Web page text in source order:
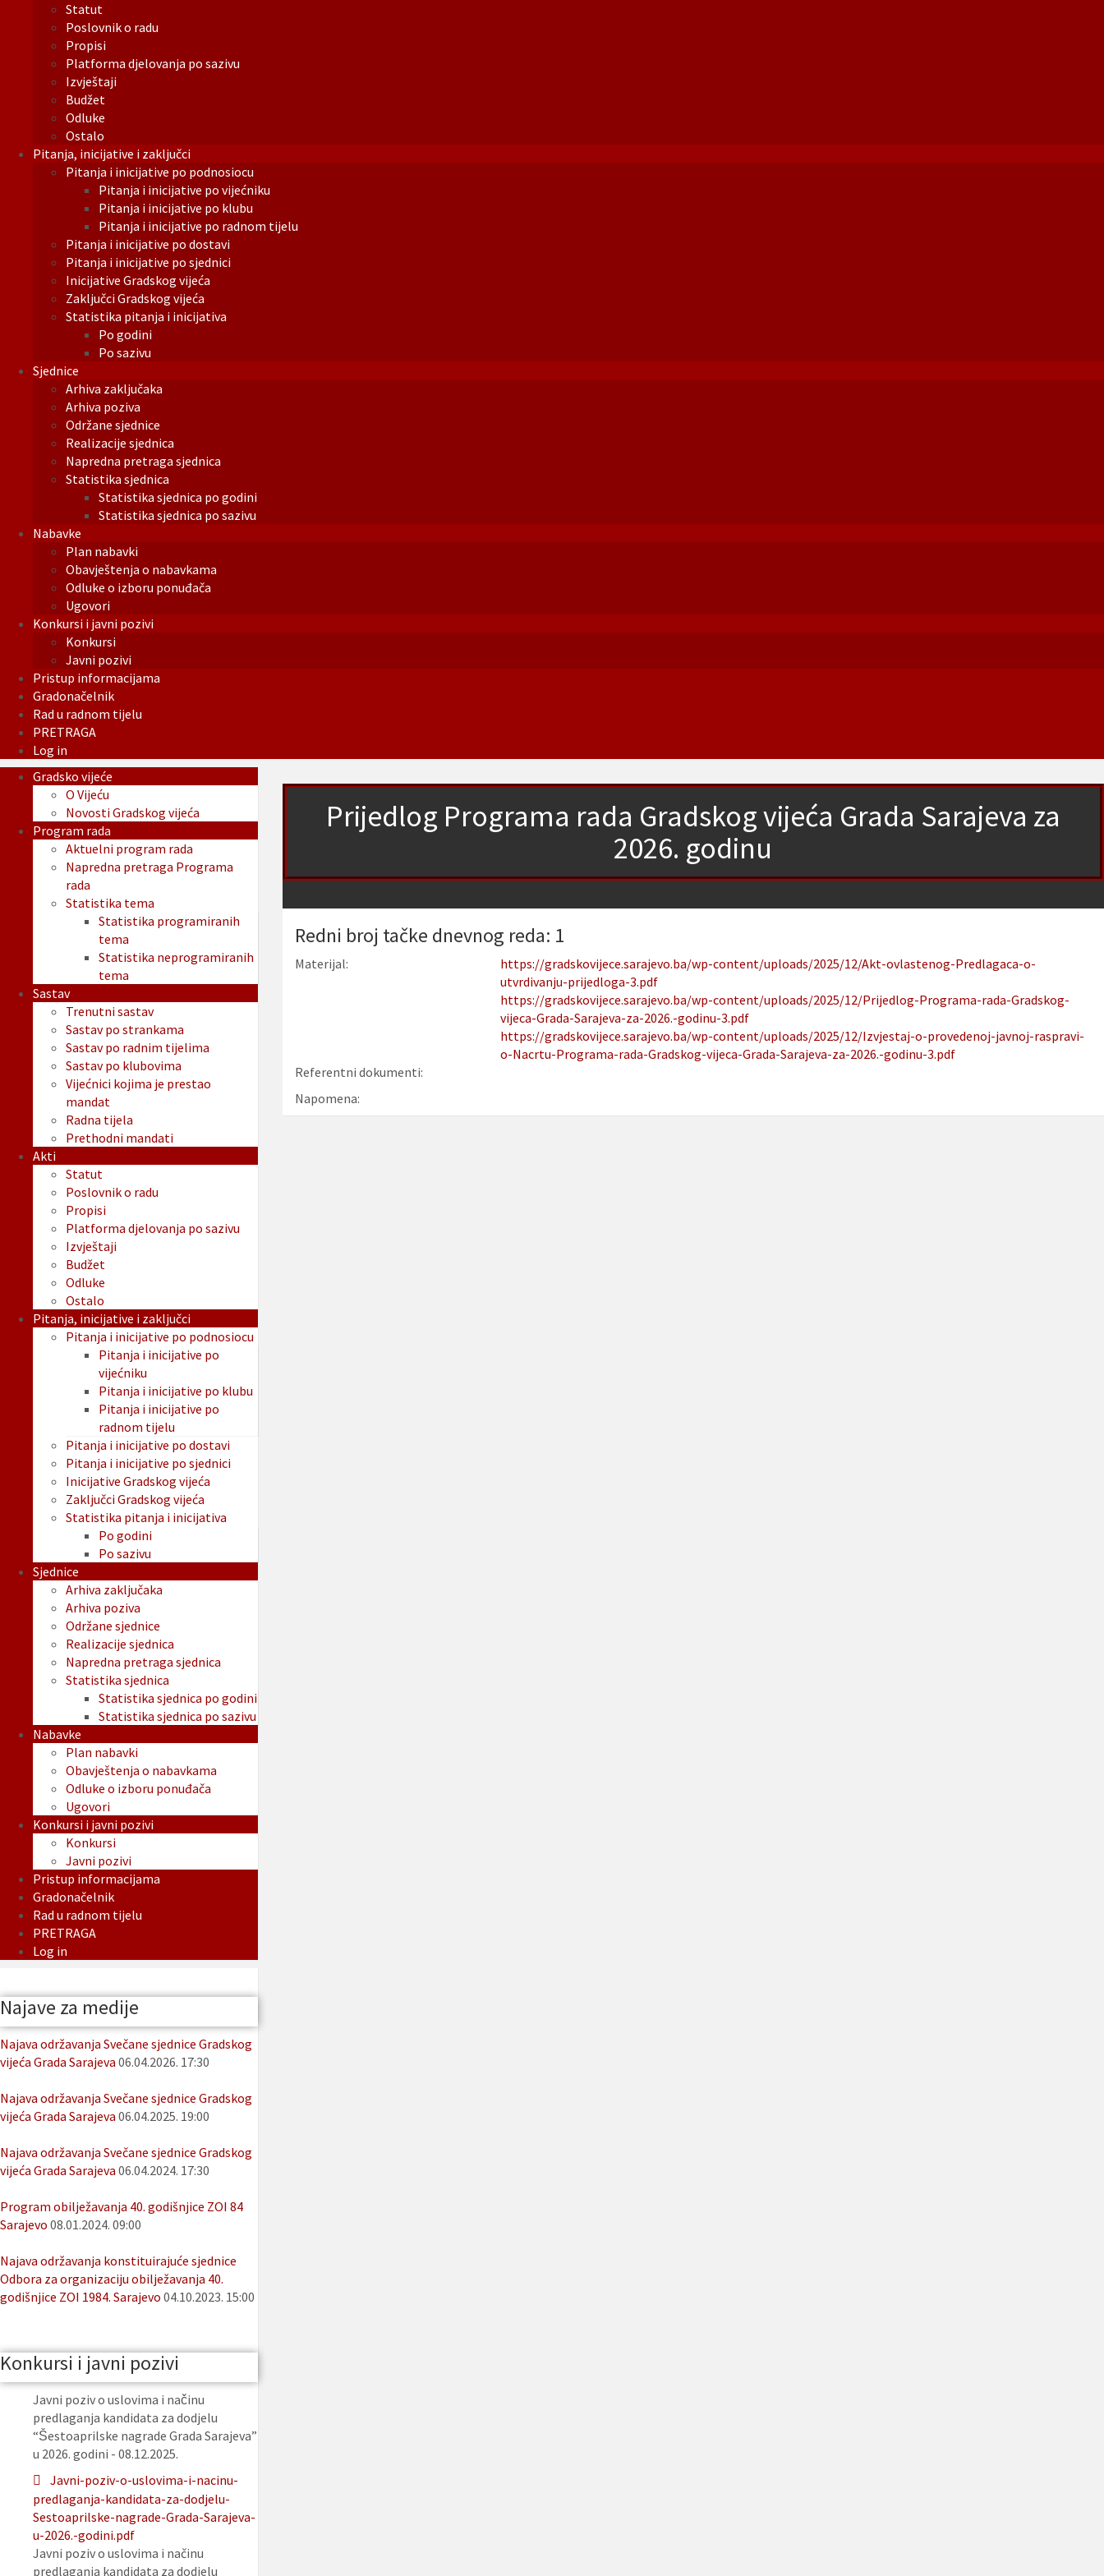
Statut
Poslovnik o radu
Propisi
Platforma djelovanja po sazivu
Izvještaji
Budžet
Odluke
Ostalo
Pitanja, inicijative i zaključci
Pitanja i inicijative po podnosiocu
Pitanja i inicijative po vijećniku
Pitanja i inicijative po klubu
Pitanja i inicijative po radnom tijelu
Pitanja i inicijative po dostavi
Pitanja i inicijative po sjednici
Inicijative Gradskog vijeća
Zaključci Gradskog vijeća
Statistika pitanja i inicijativa
Po godini
Po sazivu
Sjednice
Arhiva zaključaka
Arhiva poziva
Održane sjednice
Realizacije sjednica
Napredna pretraga sjednica
Statistika sjednica
Statistika sjednica po godini
Statistika sjednica po sazivu
Nabavke
Plan nabavki
Obavještenja o nabavkama
Odluke o izboru ponuđača
Ugovori
Konkursi i javni pozivi
Konkursi
Javni pozivi
Pristup informacijama
Gradonačelnik
Rad u radnom tijelu
PRETRAGA
Log in
Prijedlog Programa rada Gradskog vijeća Grada Sarajeva za
2026. godinu
Redni broj tačke dnevnog reda: 1
Materijal:
https://gradskovijece.sarajevo.ba/wp-content/uploads/2025/12/Akt-ovlastenog-Predlagaca-o-
utvrdivanju-prijedloga-3.pdf
https://gradskovijece.sarajevo.ba/wp-content/uploads/2025/12/Prijedlog-Programa-rada-Gradskog-
vijeca-Grada-Sarajeva-za-2026.-godinu-3.pdf
https://gradskovijece.sarajevo.ba/wp-content/uploads/2025/12/Izvjestaj-o-provedenoj-javnoj-raspravi-
o-Nacrtu-Programa-rada-Gradskog-vijeca-Grada-Sarajeva-za-2026.-godinu-3.pdf
Referentni dokumenti:
Napomena:
Gradsko vijeće
O Vijeću
Novosti Gradskog vijeća
Program rada
Aktuelni program rada
Napredna pretraga Programa
rada
Statistika tema
Statistika programiranih
tema
Statistika neprogramiranih
tema
Sastav
Trenutni sastav
Sastav po strankama
Sastav po radnim tijelima
Sastav po klubovima
Vijećnici kojima je prestao
mandat
Radna tijela
Prethodni mandati
Akti
Statut
Poslovnik o radu
Propisi
Platforma djelovanja po sazivu
Izvještaji
Budžet
Odluke
Ostalo
Pitanja, inicijative i zaključci
Pitanja i inicijative po podnosiocu
Pitanja i inicijative po
vijećniku
Pitanja i inicijative po klubu
Pitanja i inicijative po
radnom tijelu
Pitanja i inicijative po dostavi
Pitanja i inicijative po sjednici
Inicijative Gradskog vijeća
Zaključci Gradskog vijeća
Statistika pitanja i inicijativa
Po godini
Po sazivu
Sjednice
Arhiva zaključaka
Arhiva poziva
Održane sjednice
Realizacije sjednica
Napredna pretraga sjednica
Statistika sjednica
Statistika sjednica po godini
Statistika sjednica po sazivu
Nabavke
Plan nabavki
Obavještenja o nabavkama
Odluke o izboru ponuđača
Ugovori
Konkursi i javni pozivi
Konkursi
Javni pozivi
Pristup informacijama
Gradonačelnik
Rad u radnom tijelu
PRETRAGA
Log in
Najave za medije
Najava održavanja Svečane sjednice Gradskog
vijeća Grada Sarajeva 06.04.2026. 17:30
Najava održavanja Svečane sjednice Gradskog
vijeća Grada Sarajeva 06.04.2025. 19:00
Najava održavanja Svečane sjednice Gradskog
vijeća Grada Sarajeva 06.04.2024. 17:30
Program obilježavanja 40. godišnjice ZOI 84
Sarajevo 08.01.2024. 09:00
Najava održavanja konstituirajuće sjednice
Odbora za organizaciju obilježavanja 40.
godišnjice ZOI 1984. Sarajevo 04.10.2023. 15:00
Konkursi i javni pozivi
Javni poziv o uslovima i načinu
predlaganja kandidata za dodjelu
“Šestoaprilske nagrade Grada Sarajeva”
u 2026. godini - 08.12.2025.
Javni-poziv-o-uslovima-i-nacinu-
predlaganja-kandidata-za-dodjelu-
Sestoaprilske-nagrade-Grada-Sarajeva-
u-2026.-godini.pdf
Javni poziv o uslovima i načinu
predlaganja kandidata za dodjelu